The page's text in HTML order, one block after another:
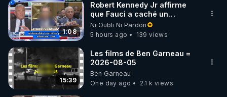
1:08
Robert Kennedy Jr affirme
que Fauci a caché un
infarctus pulmonaire
survenu après sa
vaccination
Ni Oubli Ni Pardon
5 hours ago
139 views
15:39
Les films de Ben Garneau =
2026-08-05
Ben Garneau
One day ago
2.1 k views